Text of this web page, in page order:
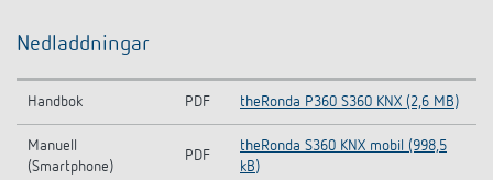
Nedladdningar
Handbok PDF theRonda P360 S360 KNX (2,6 MB)
Manuell
(Smartphone)
PDF
theRonda S360 KNX mobil (998,5
kB)